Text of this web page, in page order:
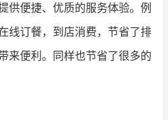
供便捷、优质的服务体验。例
线订餐，到店消费，节省了排
来便利。同样也节省了很多的